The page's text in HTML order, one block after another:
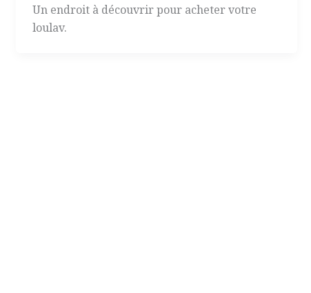
Un endroit à découvrir pour acheter votre
loulav.